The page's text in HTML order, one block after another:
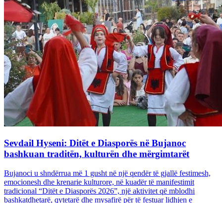
Sevdail Hyseni: Ditët e Diasporës në Bujanoc
bashkuan traditën, kulturën dhe mërgimtarët
Bujanoci u shndërrua më 1 gusht në një qendër të gjallë festimesh,
emocionesh dhe krenarie kulturore, në kuadër të manifestimit
tradicional “Ditët e Diasporës 2026”, një aktivitet që mblodhi
bashkatdhetarë, qytetarë dhe mysafirë për të festuar lidhjen e